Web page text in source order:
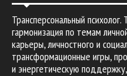
Трансперсональный психолог.
гармонизация по темам
карьеры, личностного и
трансформационные игры,
и энергетическую